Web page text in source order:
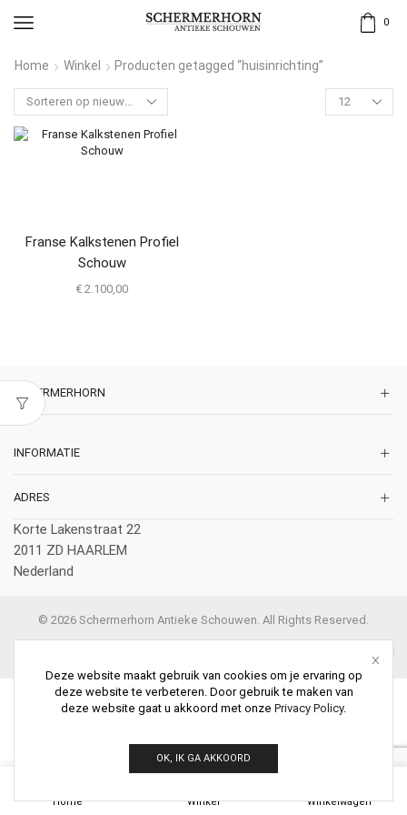
0
Home Winkel Producten getagged “huisinrichting”
Franse Kalkstenen Profiel
Schouw
€ 2.100,00
SCHERMERHORN
INFORMATIE
ADRES
Korte Lakenstraat 22
2011 ZD HAARLEM
Nederland
© 2026 Schermerhorn Antieke Schouwen. All Rights Reserved.
Home Winkel Winkelwagen
Deze website maakt gebruik van cookies om je ervaring op
deze website te verbeteren. Door gebruik te maken van
deze website gaat u akkoord met onze Privacy Policy.
OK, IK GA AKKOORD